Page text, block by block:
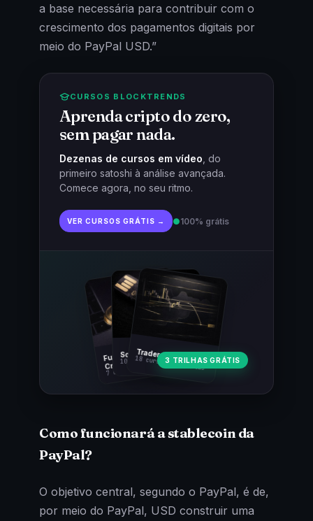
a base necessária para contribuir com o
crescimento dos pagamentos digitais por
meio do PayPal USD.”
CURSOS BLOCKTRENDS
Aprenda cripto do zero,
sem pagar nada.
Dezenas de cursos em vídeo , do
primeiro satoshi à análise avançada.
Comece agora, no seu ritmo.
VER CURSOS GRÁTIS → ●100% grátis
Fundamentos
Cripto
7 cursos · 31 aulas
Trader Cripto
18 cursos · 80 aulas
Soberania Bitcoin
10 cursos · 44 aulas3 TRILHAS GRÁTIS
Como funcionará a stablecoin da
PayPal?
O objetivo central, segundo o PayPal, é de,
por meio do PayPal, USD construir uma